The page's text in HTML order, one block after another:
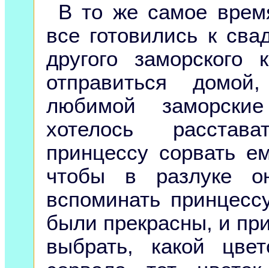
В то же самое
все готовились к
другого
отправиться
любимой
хотелось
принцессу сорвать
чтобы в разлуке
вспоминать
были прекрасны, и
выбрать, какой